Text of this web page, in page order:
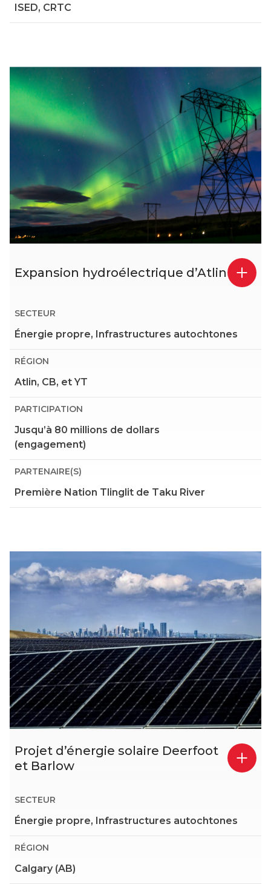
ISED, CRTC
Expansion hydroélectrique d’Atlin
SECTEUR
Énergie propre, Infrastructures autochtones
RÉGION
Atlin, CB, et YT
PARTICIPATION
Jusqu’à 80 millions de dollars
(engagement)
PARTENAIRE(S)
Première Nation Tlinglit de Taku River
Projet d’énergie solaire Deerfoot
et Barlow
SECTEUR
Énergie propre, Infrastructures autochtones
RÉGION
Calgary (AB)